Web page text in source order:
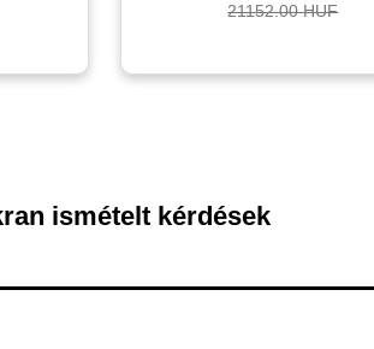
21152.00 HUF
ismételt kérdések